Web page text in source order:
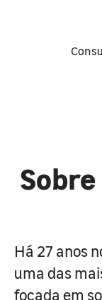
Sobre
Há 27 anos
uma das
focada em